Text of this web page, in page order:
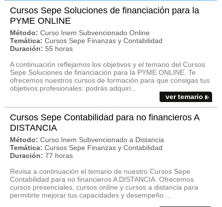
Cursos Sepe Soluciones de financiación para la
PYME ONLINE
Método: Curso Inem Subvencionado Online
Temática: Cursos Sepe Finanzas y Contabilidad
Duración: 55 horas
A continuación reflejamos los objetivos y el temario del Cursos
Sepe Soluciones de financiación para la PYME ONLINE. Te
ofrecemos nuestros cursos de formación para que consigas tus
objetivos profesionales: podrás adquiri...
ver temario
Cursos Sepe Contabilidad para no financieros A
DISTANCIA
Método: Curso Inem Subvencionado a Distancia
Temática: Cursos Sepe Finanzas y Contabilidad
Duración: 77 horas
Revisa a continuación el temario de nuestro Cursos Sepe
Contabilidad para no financieros A DISTANCIA. Ofrecemos
cursos presenciales, cursos online y cursos a distancia para
permitirte mejorar tus capacidades y desempeño ...